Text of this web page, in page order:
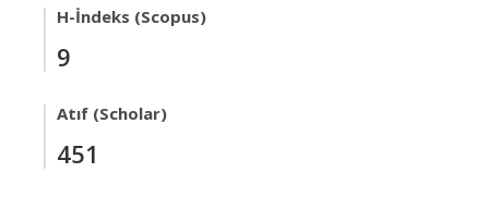
H-İndeks (Scopus)
9
Atıf (Scholar)
451